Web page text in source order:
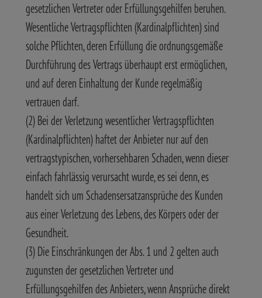
gesetzlichen Vertreter oder Erfüllungsgehilfen beruhen.
Wesentliche Vertragspflichten (Kardinalpflichten) sind
solche Pflichten, deren Erfüllung die ordnungsgemäße
Durchführung des Vertrags überhaupt erst ermöglichen,
und auf deren Einhaltung der Kunde regelmäßig
vertrauen darf.
(2) Bei der Verletzung wesentlicher Vertragspflichten
(Kardinalpflichten) haftet der Anbieter nur auf den
vertragstypischen, vorhersehbaren Schaden, wenn dieser
einfach fahrlässig verursacht wurde, es sei denn, es
handelt sich um Schadensersatzansprüche des Kunden
aus einer Verletzung des Lebens, des Körpers oder der
Gesundheit.
(3) Die Einschränkungen der Abs. 1 und 2 gelten auch
zugunsten der gesetzlichen Vertreter und
Erfüllungsgehilfen des Anbieters, wenn Ansprüche direkt